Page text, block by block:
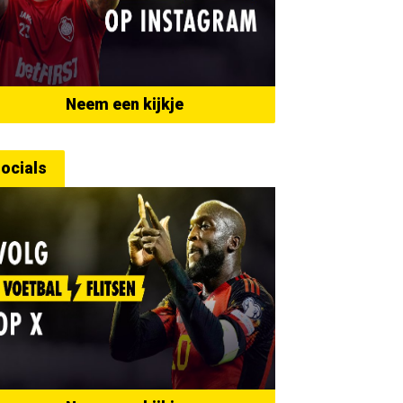
Neem een kijkje